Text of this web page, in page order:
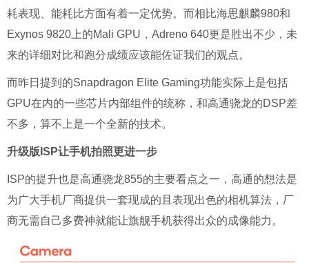
耗表现、能耗比方面有着一定优势。而相比海思麒麟980和
Exynos 9820上的Mali GPU，Adreno 640更是胜出不少，未
来的详细对比和跑分成绩应该能佐证我们的观点。
而昨日提到的Snapdragon Elite Gaming功能实际上是包括
GPU在内的一些芯片内部组件的统称，和高通骁龙的DSP差
不多，算不上是一个全新的技术。
升级版ISP让手机拍照更进一步
ISP的提升也是高通骁龙855的主要看点之一，高通的想法是
为广大手机厂商提供一套现成的且表现出色的相机算法，厂
商无需自己多费神就能让旗舰手机获得出众的成像能力。